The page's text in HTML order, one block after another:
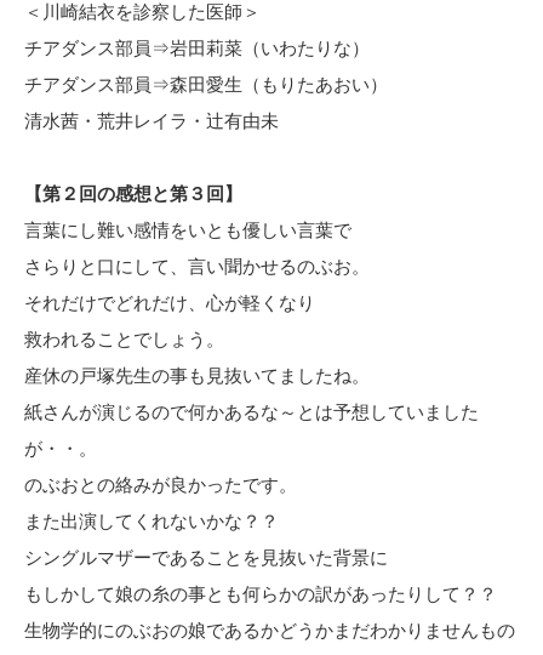
＜川崎結衣を診察した医師＞
チアダンス部員⇒岩田莉菜（いわたりな）
チアダンス部員⇒森田愛生（もりたあおい）
清水茜・荒井レイラ・辻有由未
【第２回の感想と第３回】
言葉にし難い感情をいとも優しい言葉で
さらりと口にして、言い聞かせるのぶお。
それだけでどれだけ、心が軽くなり
救われることでしょう。
産休の戸塚先生の事も見抜いてましたね。
紙さんが演じるので何かあるな～とは予想していました
が・・。
のぶおとの絡みが良かったです。
また出演してくれないかな？？
シングルマザーであることを見抜いた背景に
もしかして娘の糸の事とも何らかの訳があったりして？？
生物学的にのぶおの娘であるかどうかまだわかりませんもの